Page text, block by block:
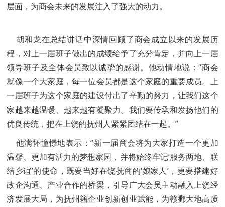
层面，为商会未来的发展注入了强大的动力。
胡和龙在总结讲话中深情回顾了商会成立以来的发展历
程，对上一届班子做出的成绩给予了充分肯定，并向上一届
领导班子及全体会员致以诚挚的感谢。他动情地说：“商会
就像一个大家庭，每一位会员都是这个家庭的重要成员。上
一届班子为这个家庭的建设付出了辛勤的努力，让我们这个
家越来越温暖、越来越有凝聚力。我们要传承和发扬他们的
优良传统，把在上饶的抚州人紧紧团结在一起。”
他满怀憧憬地表示：“新一届商会将为大家打造一个更加
温馨、更加有活力的梦想家园，并将始终牢记‘服务两地、联
结乡谊’的使命，既要当好在饶抚商的‘娘家人’，更要搭建好
政企沟通、产业合作的桥梁，引导广大会员主动融入上饶经
济发展大局，为抚州籍企业创新创业赋能，为赣鄱大地高质